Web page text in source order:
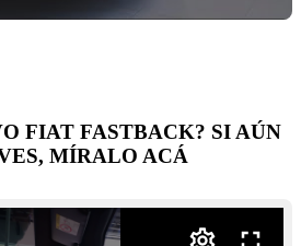
FIAT FASTBACK? SI AÚN
MÍRALO ACÁ